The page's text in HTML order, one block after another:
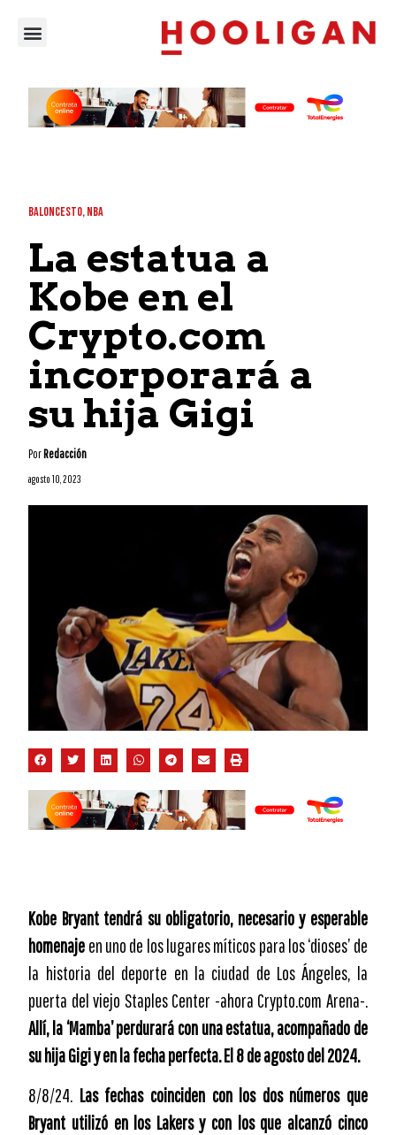
BALONCESTO,NBA
La estatua a
Kobe en el
Crypto.com
incorporará a
su hija Gigi
PorRedacción
agosto 10, 2023
Kobe Bryant tendrá su obligatorio, necesario y esperable
homenaje en uno de los lugares míticos para los ‘dioses’ de
la historia del deporte en la ciudad de Los Ángeles, la
puerta del viejo Staples Center -ahora Crypto.com Arena-.
Allí, la ‘Mamba’ perdurará con una estatua, acompañado de
su hija Gigi y en la fecha perfecta. El 8 de agosto del 2024.
8/8/24. Las fechas coinciden con los dos números que
Bryant utilizó en los Lakers y con los que alcanzó cinco